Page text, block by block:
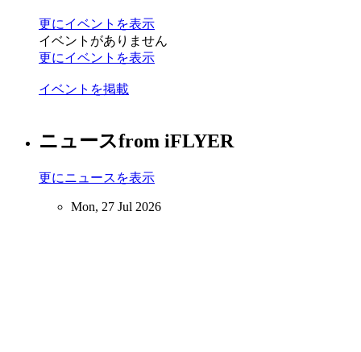
更にイベントを表示
イベントがありません
更にイベントを表示
イベントを掲載
ニュースfrom iFLYER
更にニュースを表示
Mon, 27 Jul 2026